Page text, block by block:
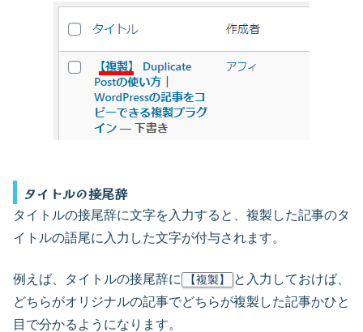
タイトルの接尾辞
タイトルの接尾辞に文字を入力すると、複製した記事のタ
イトルの語尾に入力した文字が付与されます。
例えば、タイトルの接尾辞に 【複製】
と入力しておけば、
どちらがオリジナルの記事でどちらが複製した記事かひと
目で分かるようになります。